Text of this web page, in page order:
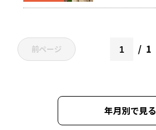
前ページ 1
年月別で見る